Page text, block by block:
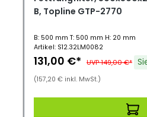
B, Topline GTP-2770
B: 500 mm T: 500 mm H: 20 mm
Artikel: S12.32LM0082
131,00 €* UVP 149,00 €*
(157,20 € inkl. MwSt.)